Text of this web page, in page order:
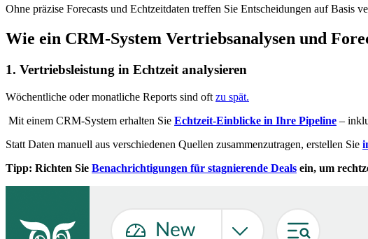
Ohne präzise Forecasts und Echtzeitdaten treffen Sie Entscheidungen auf Basis
Wie ein CRM-System Vertriebsanalysen und
1. Vertriebsleistung in Echtzeit analysieren
Wöchentliche oder monatliche Reports sind oft zu spät.
Mit einem CRM-System erhalten Sie Echtzeit-Einblicke in Ihre Pipeline –
Statt Daten manuell aus verschiedenen Quellen zusammenzutragen, erstellen Sie
Tipp: Richten Sie Benachrichtigungen für stagnierende Deals ein, um